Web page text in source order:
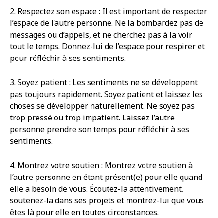
2. Respectez son espace : Il est important de respecter
l’espace de l’autre personne. Ne la bombardez pas de
messages ou d’appels, et ne cherchez pas à la voir
tout le temps. Donnez-lui de l’espace pour respirer et
pour réfléchir à ses sentiments.
3. Soyez patient : Les sentiments ne se développent
pas toujours rapidement. Soyez patient et laissez les
choses se développer naturellement. Ne soyez pas
trop pressé ou trop impatient. Laissez l’autre
personne prendre son temps pour réfléchir à ses
sentiments.
4. Montrez votre soutien : Montrez votre soutien à
l’autre personne en étant présent(e) pour elle quand
elle a besoin de vous. Écoutez-la attentivement,
soutenez-la dans ses projets et montrez-lui que vous
êtes là pour elle en toutes circonstances.